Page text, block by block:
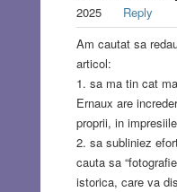
2025
Reply
Am cautat sa
articol:
1. sa ma tin cat
Ernaux are
proprii, in
2. sa subliniez
cauta sa
istorica, care va